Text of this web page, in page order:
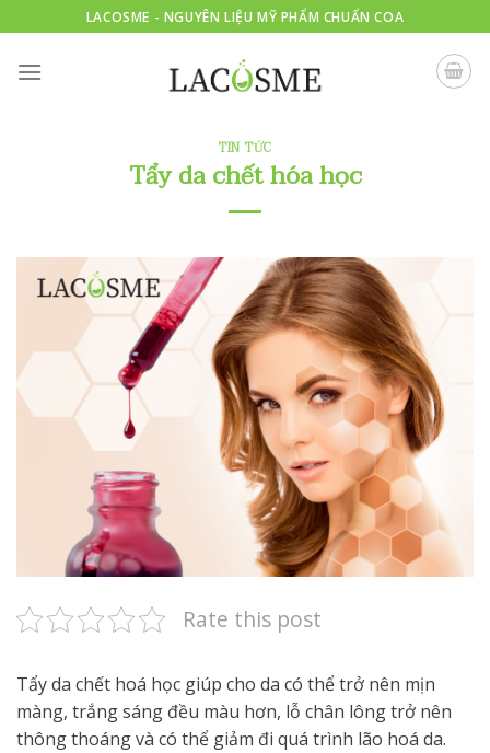
to
content
LACOSME - NGUYÊN LIỆU MỸ PHẨM CHUẨN COA
TIN TỨC
Tẩy da chết hóa học
Rate this post
Tẩy da chết hoá học giúp cho da có thể trở nên mịn
màng, trắng sáng đều màu hơn, lỗ chân lông trở nên
thông thoáng và có thể giảm đi quá trình lão hoá da.